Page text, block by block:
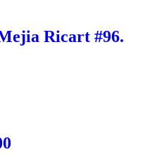
Ricart #96.